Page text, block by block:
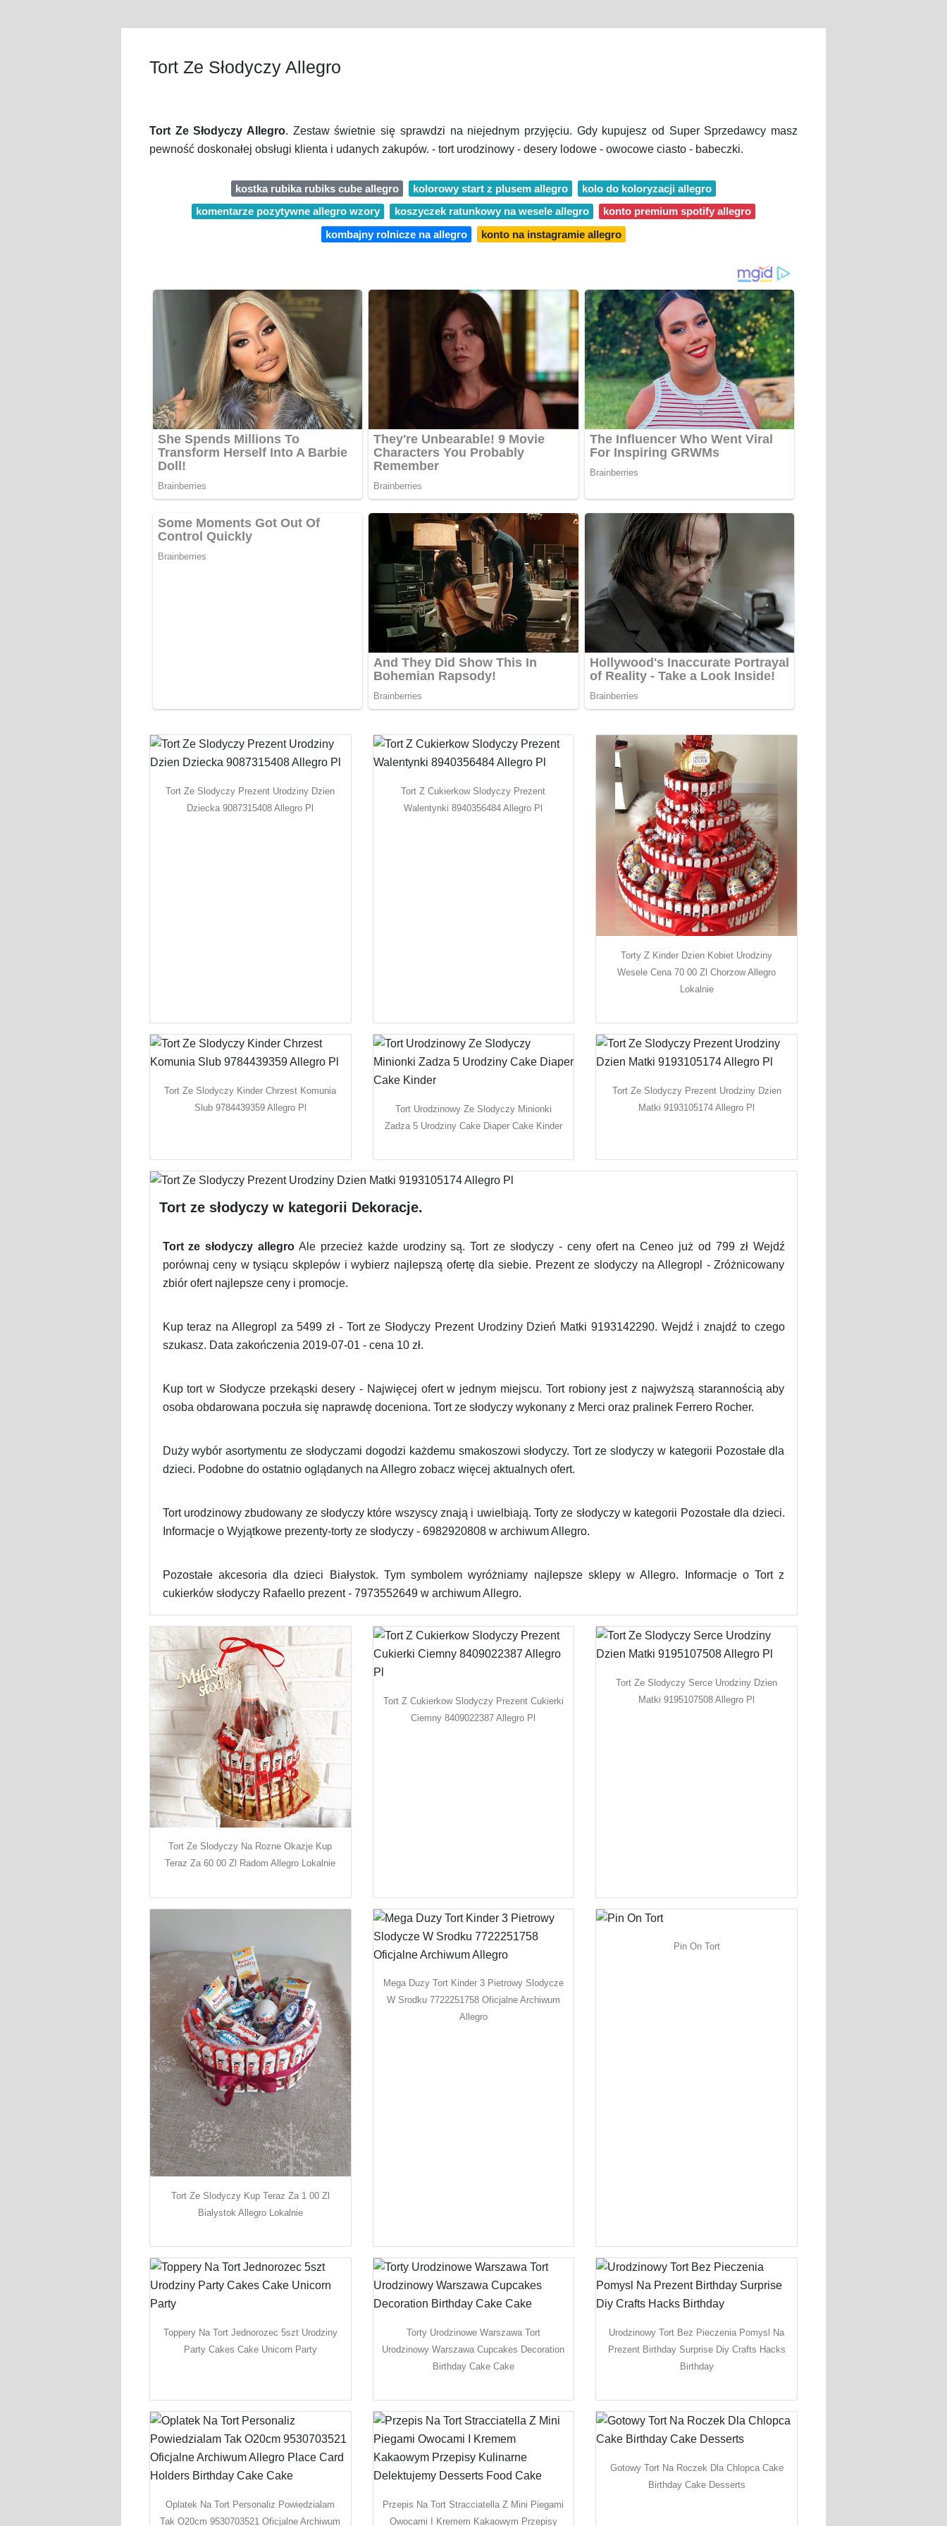
Tort Ze Słodyczy Allegro
Tort Ze Słodyczy Allegro. Zestaw świetnie się sprawdzi na niejednym przyjęciu. Gdy kupujesz od Super Sprzedawcy masz
pewność doskonałej obsługi klienta i udanych zakupów. - tort urodzinowy - desery lodowe - owocowe ciasto - babeczki.
kostka rubika rubiks cube allegro kolorowy start z plusem allegro
kolo do koloryzacji allegro
komentarze pozytywne allegro wzory
koszyczek ratunkowy na wesele allegro
konto premium spotify allegro
kombajny rolnicze na allegro
konto na instagramie allegro
Tort Ze Slodyczy Prezent Urodziny Dzien
Dziecka 9087315408 Allegro Pl
Tort Z Cukierkow Slodyczy Prezent
Walentynki 8940356484 Allegro Pl
Torty Z Kinder Dzien Kobiet Urodziny
Wesele Cena 70 00 Zl Chorzow Allegro
Lokalnie
Tort Ze Slodyczy Kinder Chrzest Komunia
Slub 9784439359 Allegro Pl
Tort Urodzinowy Ze Slodyczy Minionki
Zadza 5 Urodziny Cake Diaper Cake Kinder
Tort Ze Slodyczy Prezent Urodziny Dzien
Matki 9193105174 Allegro Pl
Tort ze słodyczy w kategorii Dekoracje.
Tort ze słodyczy allegro Ale przecież każde urodziny są. Tort ze słodyczy - ceny ofert na Ceneo już od 799 zł Wejdź
porównaj ceny w tysiącu skplepów i wybierz najlepszą ofertę dla siebie. Prezent ze slodyczy na Allegropl - Zróżnicowany
zbiór ofert najlepsze ceny i promocje.
Kup teraz na Allegropl za 5499 zł - Tort ze Słodyczy Prezent Urodziny Dzień Matki 9193142290. Wejdź i znajdź to czego
szukasz. Data zakończenia 2019-07-01 - cena 10 zł.
Kup tort w Słodycze przekąski desery - Najwięcej ofert w jednym miejscu. Tort robiony jest z najwyższą starannością aby
osoba obdarowana poczuła się naprawdę doceniona. Tort ze słodyczy wykonany z Merci oraz pralinek Ferrero Rocher.
Duży wybór asortymentu ze słodyczami dogodzi każdemu smakoszowi słodyczy. Tort ze slodyczy w kategorii Pozostałe dla
dzieci. Podobne do ostatnio oglądanych na Allegro zobacz więcej aktualnych ofert.
Tort urodzinowy zbudowany ze słodyczy które wszyscy znają i uwielbiają. Torty ze słodyczy w kategorii Pozostałe dla dzieci.
Informacje o Wyjątkowe prezenty-torty ze słodyczy - 6982920808 w archiwum Allegro.
Pozostałe akcesoria dla dzieci Białystok. Tym symbolem wyróżniamy najlepsze sklepy w Allegro. Informacje o Tort z
cukierków słodyczy Rafaello prezent - 7973552649 w archiwum Allegro.
Tort Ze Slodyczy Na Rozne Okazje Kup
Teraz Za 60 00 Zl Radom Allegro Lokalnie
Tort Z Cukierkow Slodyczy Prezent Cukierki
Ciemny 8409022387 Allegro Pl
Tort Ze Slodyczy Serce Urodziny Dzien
Matki 9195107508 Allegro Pl
Tort Ze Slodyczy Kup Teraz Za 1 00 Zl
Bialystok Allegro Lokalnie
Mega Duzy Tort Kinder 3 Pietrowy Slodycze
W Srodku 7722251758 Oficjalne Archiwum
Allegro
Pin On Tort
Toppery Na Tort Jednorozec 5szt Urodziny
Party Cakes Cake Unicorn Party
Torty Urodzinowe Warszawa Tort
Urodzinowy Warszawa Cupcakes Decoration
Birthday Cake Cake
Urodzinowy Tort Bez Pieczenia Pomysl Na
Prezent Birthday Surprise Diy Crafts Hacks
Birthday
Oplatek Na Tort Personaliz Powiedzialam
Tak O20cm 9530703521 Oficjalne Archiwum
Przepis Na Tort Stracciatella Z Mini Piegami
Owocami I Kremem Kakaowym Przepisy
Gotowy Tort Na Roczek Dla Chlopca Cake
Birthday Cake Desserts